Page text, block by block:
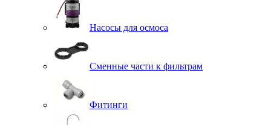
Насосы для осмоса
Сменные части к фильтрам
Фитинги